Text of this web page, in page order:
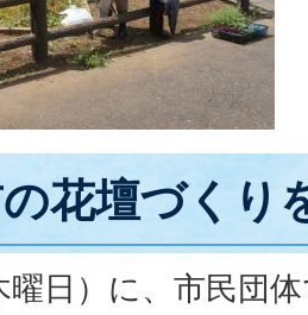
花壇づくり
日）に、市民団体